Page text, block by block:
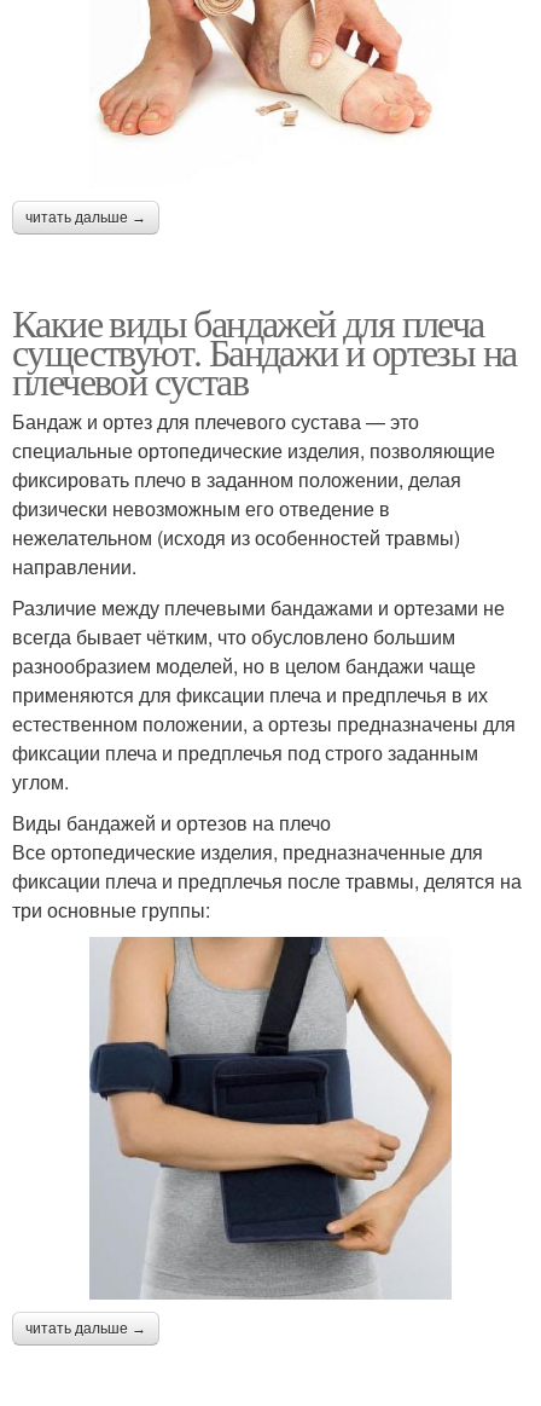
читать дальше →
Какие виды бандажей для плеча
существуют. Бандажи и ортезы на
плечевой сустав
Бандаж и ортез для плечевого сустава — это
специальные ортопедические изделия, позволяющие
фиксировать плечо в заданном положении, делая
физически невозможным его отведение в
нежелательном (исходя из особенностей травмы)
направлении.
Различие между плечевыми бандажами и ортезами не
всегда бывает чётким, что обусловлено большим
разнообразием моделей, но в целом бандажи чаще
применяются для фиксации плеча и предплечья в их
естественном положении, а ортезы предназначены для
фиксации плеча и предплечья под строго заданным
углом.
Виды бандажей и ортезов на плечо
Все ортопедические изделия, предназначенные для
фиксации плеча и предплечья после травмы, делятся на
три основные группы:
читать дальше →